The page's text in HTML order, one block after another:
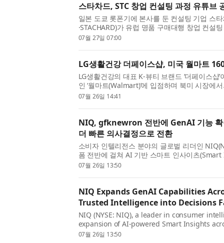
스타차드, STC 창업 컨설팅 과정 유튜브
일본 도쿄 롯폰기에 본사를 둔 컨설팅 기업 스
·STACHARD)가 유럽 명품 구매대행 창업 컨설
해 첫 매출을 올리기까지의 전 과정을 유튜브로
07월 27일 07:00
LG생활건강 더페이스샵, 미국 월마트
LG생활건강의 대표 K-뷰티 브랜드 ‘더페이스샵
인 ‘월마트(Walmart)’에 입점하며 북미 시장에
페이스샵은 26일(현지 기준)부터 미국 월마트
07월 26일 14:41
NIQ, gfknewron 전반에 GenAI 기능
더 빠른 의사결정으로 전환
소비자 인텔리전스 분야의 글로벌 리더인
폼 전반에 걸쳐 AI 기반 스마트 인사이츠
러 시장과 카테고리를 단일 뷰로 통합함으로
07월 26일 13:50
NIQ Expands GenAI Capabilities
Trusted Intelligence into Decisions
NIQ (NYSE: NIQ), a leader in consumer
expansion of AI-powered Smart Insights
By bringing together markets and
07월 26일 13:50